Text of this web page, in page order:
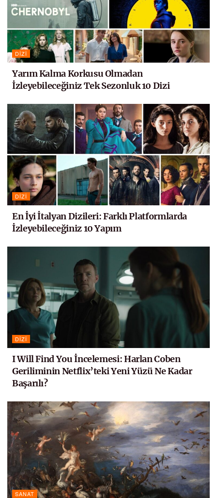
DIZI
Yarım Kalma Korkusu Olmadan
İzleyebileceğiniz Tek Sezonluk 10 Dizi
DIZI
En İyi İtalyan Dizileri: Farklı Platformlarda
İzleyebileceğiniz 10 Yapım
DIZI
I Will Find You İncelemesi: Harlan Coben
Geriliminin Netflix’teki Yeni Yüzü Ne Kadar
Başarılı?
SANAT